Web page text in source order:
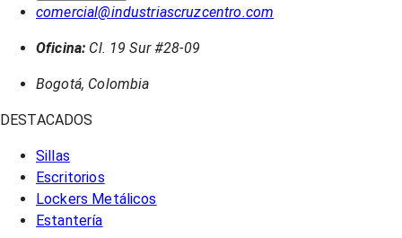
comercial@industriascruzcentro.com
Oficina: Cl. 19 Sur #28-09
Bogotá, Colombia
DESTACADOS
Sillas
Escritorios
Lockers Metálicos
Estantería